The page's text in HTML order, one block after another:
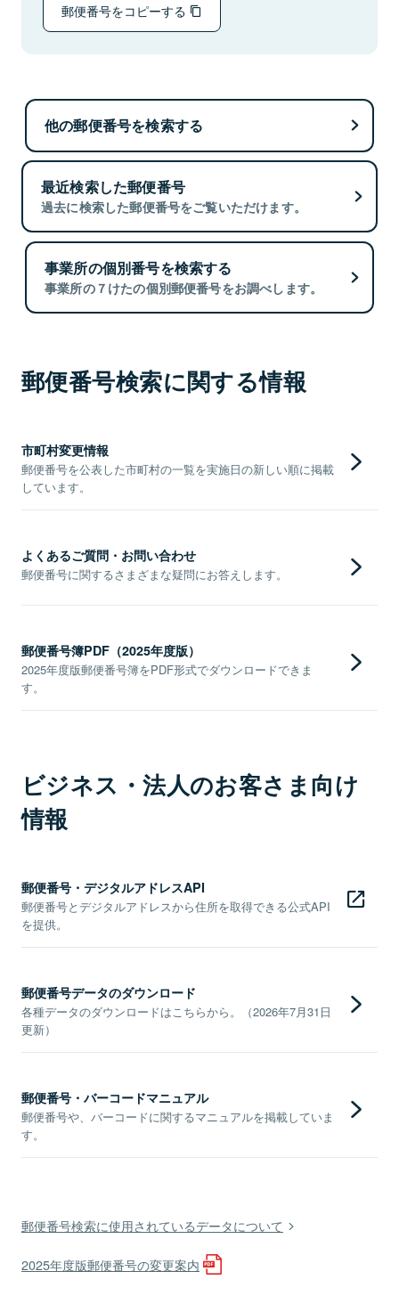
郵便番号をコピーする
他の郵便番号を検索する
最近検索した郵便番号
過去に検索した郵便番号をご覧いただけます。
事業所の個別番号を検索する
事業所の７けたの個別郵便番号をお調べします。
郵便番号検索に関する情報
市町村変更情報
郵便番号を公表した市町村の一覧を実施日の新しい順に掲載
しています。
よくあるご質問・お問い合わせ
郵便番号に関するさまざまな疑問にお答えします。
郵便番号簿PDF（2025年度版）
2025年度版郵便番号簿をPDF形式でダウンロードできま
す。
ビジネス・法人のお客さま向け
情報
郵便番号・デジタルアドレスAPI
郵便番号とデジタルアドレスから住所を取得できる公式API
を提供。
郵便番号データのダウンロード
各種データのダウンロードはこちらから。（2026年7月31日
更新）
郵便番号・バーコードマニュアル
郵便番号や、バーコードに関するマニュアルを掲載していま
す。
郵便番号検索に使用されているデータについて
2025年度版郵便番号の変更案内